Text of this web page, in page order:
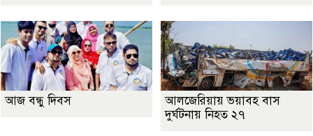
আজ বন্ধু দিবস
আলজেরিয়ায় ভয়াবহ বাস
দুর্ঘটনায় নিহত ২৭